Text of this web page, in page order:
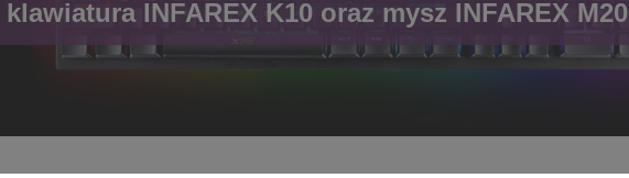
klawiatura INFAREX K10 oraz mysz INFAREX M20